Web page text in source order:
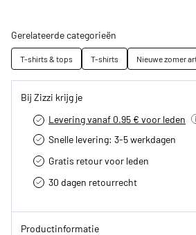
Gerelateerde categorieën
T-shirts & tops T-shirts Nieuwe zomer
Bij Zizzi krijg je
Levering vanaf 0.95 € voor leden
Snelle levering: 3-5 werkdagen
Gratis retour voor leden
30 dagen retourrecht­
Productinformatie